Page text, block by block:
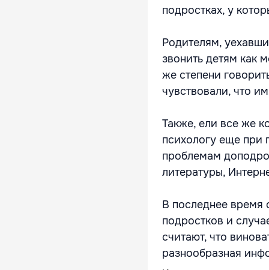
подростках, у
Родителям,
звонить детям как
же степени
чувствовали, что
Также, ели все же
психологу еще при
проблемам
литературы,
В последнее время
подростков и
считают, что
разнообразная